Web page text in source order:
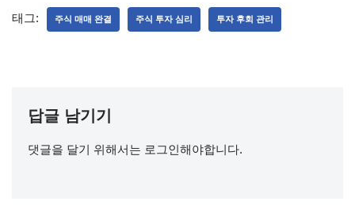
태그: 주식 매매 완결 주식 투자 심리 투자 후회 관리
답글 남기기
댓글을 달기 위해서는 로그인해야합니다.